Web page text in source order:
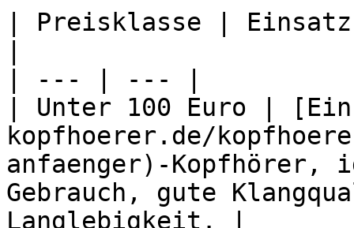
| Preisklasse |
| --- | --- |
| Unter 100 Euro |
kopfhoerer.de/
anfaenger)-
Gebrauch, gute
Langlebigkeit. |